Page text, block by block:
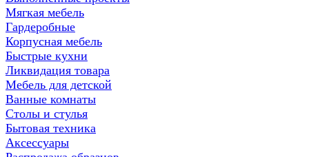
Мягкая мебель
Гардеробные
Корпусная мебель
Быстрые кухни
Ликвидация товара
Мебель для детской
Ванные комнаты
Столы и стулья
Бытовая техника
Аксессуары